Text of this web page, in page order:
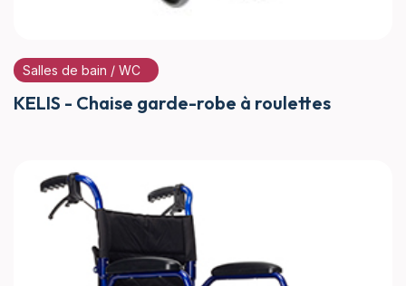
Salles de bain / WC
KELIS - Chaise garde-robe à roulettes